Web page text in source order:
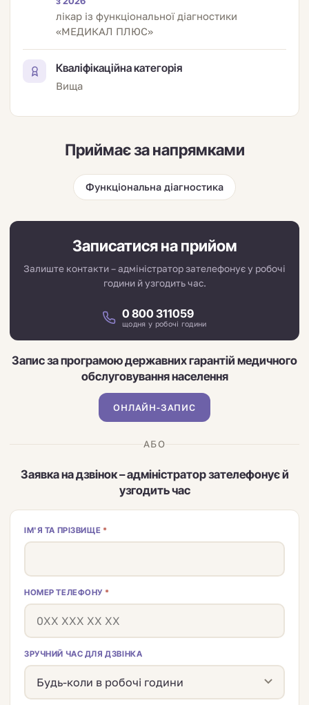
лікар із функціональної діагностики
«МЕДИКАЛ ПЛЮС»
Кваліфікаційна категорія
Вища
Приймає за напрямками
Функціональна діагностика
Записатися на прийом
Залиште контакти – адміністратор зателефонує у робочі
години й узгодить час.
0 800 311059
щодня у робочі години
Запис за програмою державних гарантій медичного
обслуговування населення
ОНЛАЙН-ЗАПИС
АБО
Заявка на дзвінок – адміністратор зателефонує й
узгодить час
ІМ'Я ТА ПРІЗВИЩЕ *
НОМЕР ТЕЛЕФОНУ *
ЗРУЧНИЙ ЧАС ДЛЯ ДЗВІНКА